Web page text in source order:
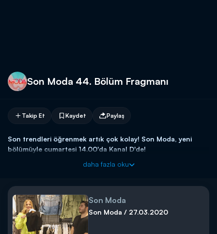
Son Moda 44. Bölüm Fragmanı
Takip Et Kaydet Paylaş
Son trendleri öğrenmek artık çok kolay! Son Moda, yeni
bölümüyle cumartesi 14.00'da Kanal D'de!
daha fazla oku
Son Moda
Son Moda / 27.03.2020